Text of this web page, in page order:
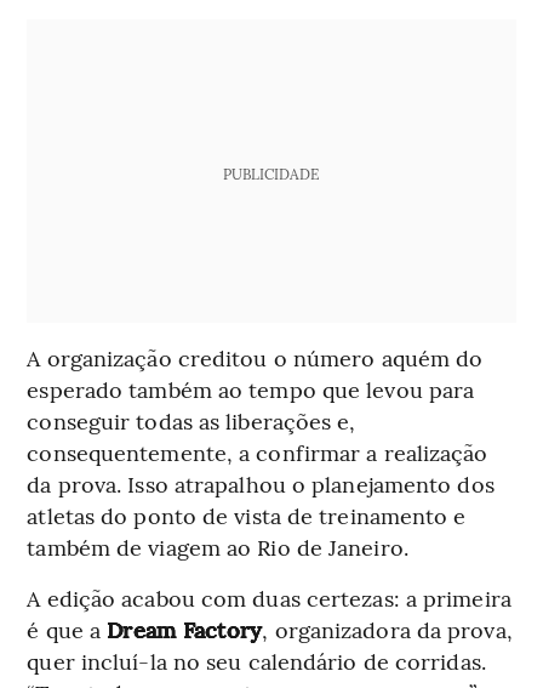
PUBLICIDADE
A organização creditou o número aquém do
esperado também ao tempo que levou para
conseguir todas as liberações e,
consequentemente, a confirmar a realização
da prova. Isso atrapalhou o planejamento dos
atletas do ponto de vista de treinamento e
também de viagem ao Rio de Janeiro.
A edição acabou com duas certezas: a primeira
é que a Dream Factory, organizadora da prova,
quer incluí-la no seu calendário de corridas.